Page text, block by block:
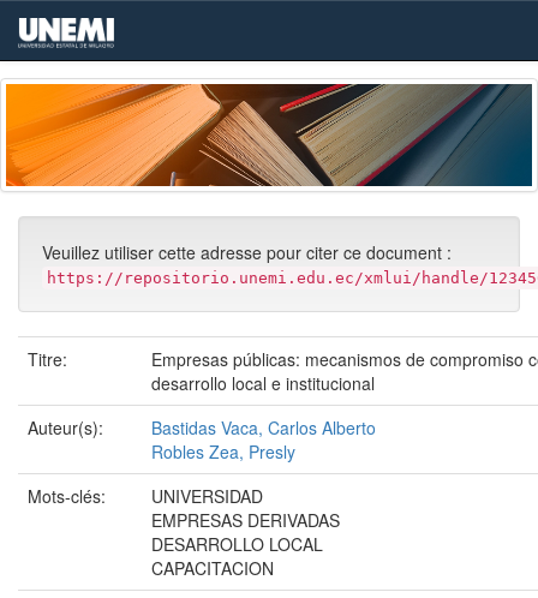
Skip
navigation
Veuillez utiliser cette adresse pour citer ce document :
https://repositorio.unemi.edu.ec/xmlui/handle/
Titre:
Empresas públicas: mecanismos de compromiso
desarrollo local e institucional
Auteur(s):
Bastidas Vaca, Carlos Alberto
Robles Zea, Presly
Mots-clés:
UNIVERSIDAD
EMPRESAS DERIVADAS
DESARROLLO LOCAL
CAPACITACION